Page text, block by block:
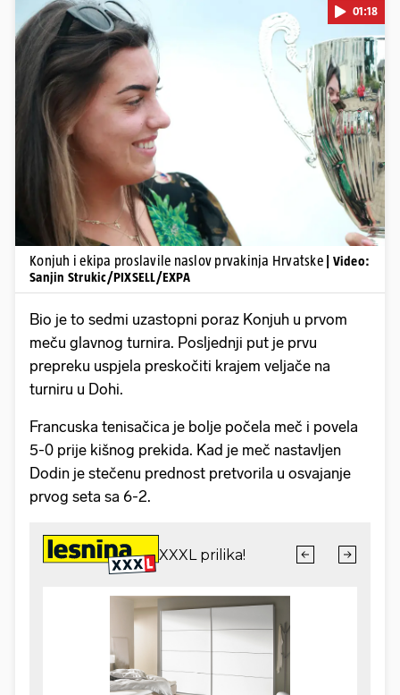
Pokretanje videa...
01:18
Konjuh i ekipa proslavile naslov prvakinja Hrvatske
| Video:
Sanjin Strukic/PIXSELL/EXPA
Bio je to sedmi uzastopni poraz Konjuh u prvom
meču glavnog turnira. Posljednji put je prvu
prepreku uspjela preskočiti krajem veljače na
turniru u Dohi.
Francuska tenisačica je bolje počela meč i povela
5-0 prije kišnog prekida. Kad je meč nastavljen
Dodin je stečenu prednost pretvorila u osvajanje
prvog seta sa 6-2.